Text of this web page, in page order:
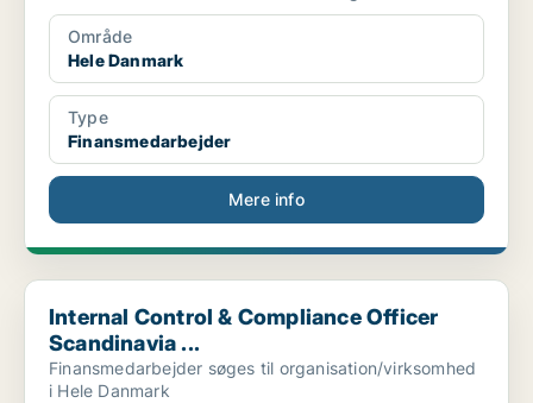
Område
Hele Danmark
Type
Finansmedarbejder
Mere info
Internal Control & Compliance Officer Scandinavia ...
Internal Control & Compliance Officer
Scandinavia ...
Finansmedarbejder søges til organisation/virksomhed
i Hele Danmark